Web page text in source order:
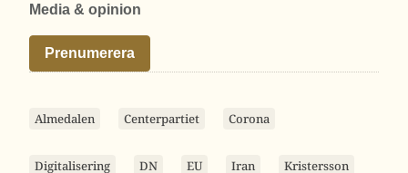
Media & opinion
Prenumerera
Almedalen Centerpartiet Corona
Digitalisering DN EU Iran Kristersson